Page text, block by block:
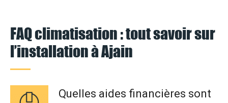
FAQ climatisation : tout savoir sur
l’installation à Ajain
Quelles aides financières sont